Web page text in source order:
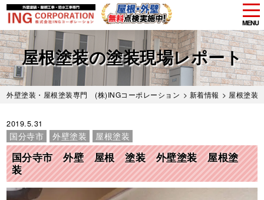
Skip
to
main
content
MENU
屋根塗装の塗装現場レポート
外壁塗装・屋根塗装専門 (株)INGコーポレーション > 新着情報 > 屋根塗装
2019.5.31
国分寺市 外壁塗装 屋根塗装
国分寺市 外壁 屋根 塗装 外壁塗装 屋根塗
装